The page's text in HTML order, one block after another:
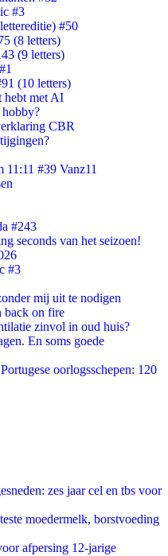
#3
#50
(8 letters)
(9 letters)
(10 letters)
hebt met AI
CBR
#39 Vanz11
#243
seconds van het seizoen!
#3
mij uit te nodigen
back on fire
zinvol in oud huis?
En soms goede
oorlogsschepen: 120
zes jaar cel en tbs voor
moedermelk, borstvoeding
afpersing 12-jarige